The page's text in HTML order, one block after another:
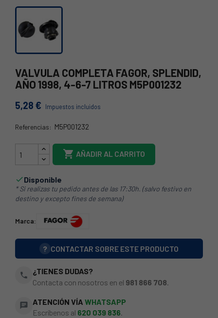
VALVULA COMPLETA FAGOR, SPLENDID,
AÑO 1998, 4-6-7 LITROS M5P001232
5,28 € Impuestos incluidos
Referencias: M5P001232
44FA0018
 AÑADIR AL CARRITO
Disponible
* Si realizas tu pedido antes de las 17:30h. (salvo festivo en
destino y excepto fines de semana)
Marca:
? CONTACTAR SOBRE ESTE PRODUCTO
phone
¿TIENES DUDAS?
Contacta con nosotros en el 981 866 708
chat ATENCIÓN VÍA WHATSAPP
Escríbenos al 620 039 836.